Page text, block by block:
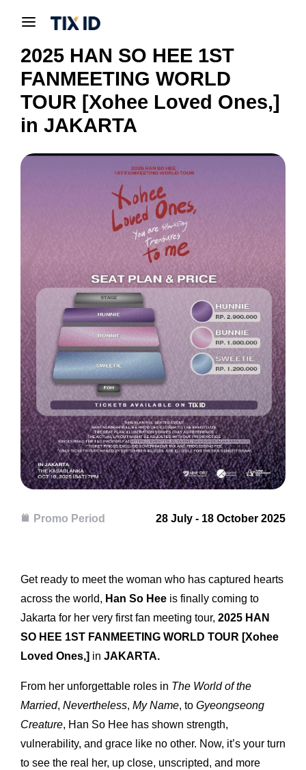
2025 HAN SO HEE 1ST
FANMEETING WORLD
TOUR [Xohee Loved Ones,]
in JAKARTA
Promo Period 28 July - 18 October 2025
Get ready to meet the woman who has captured hearts
across the world, Han So Hee is finally coming to
Jakarta for her very first fan meeting tour, 2025 HAN
SO HEE 1ST FANMEETING WORLD TOUR [Xohee
Loved Ones,] in JAKARTA.
From her unforgettable roles in The World of the
Married, Nevertheless, My Name, to Gyeongseong
Creature, Han So Hee has shown strength,
vulnerability, and grace like no other. Now, it’s your turn
to see the real her, up close, unscripted, and more